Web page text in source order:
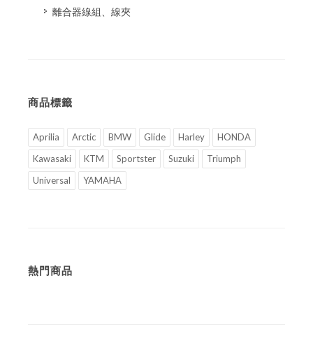
離合器線組、線夾
商品標籤
Aprilia Arctic BMW Glide Harley
HONDA
Kawasaki
KTM Sportster Suzuki
Triumph
Universal
YAMAHA
熱門商品